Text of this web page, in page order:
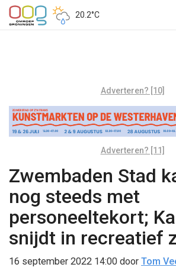
20.2°C
Adverteren? [10]
Adverteren? [11]
Zwembaden Stad
nog steeds met
personeeltekort;
snijdt in recreatief
16 september 2022 14:00 door Tom